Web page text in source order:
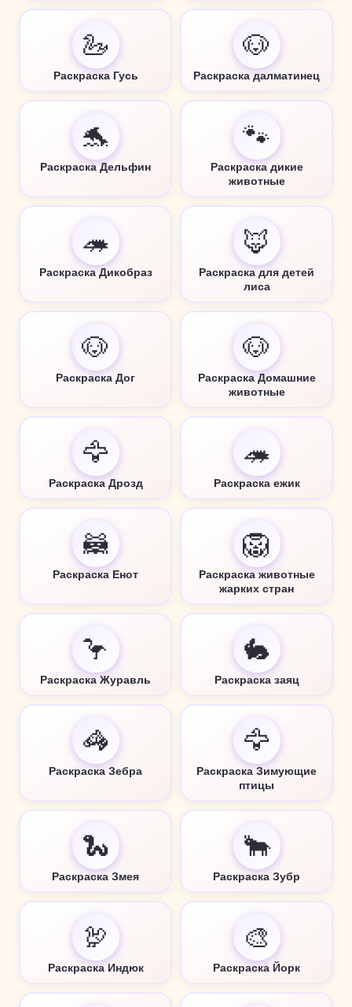
🦢
Раскраска Гусь
🐶
Раскраска далматинец
🐬
Раскраска Дельфин
🐾
Раскраска дикие
животные
🦔
Раскраска Дикобраз
🦊
Раскраска для детей
лиса
🐶
Раскраска Дог
🐶
Раскраска Домашние
животные
🦅
Раскраска Дрозд
🦔
Раскраска ежик
🦝
Раскраска Енот
🦁
Раскраска животные
жарких стран
🦩
Раскраска Журавль
🐇
Раскраска заяц
🦓
Раскраска Зебра
🦅
Раскраска Зимующие
птицы
🐍
Раскраска Змея
🐂
Раскраска Зубр
🦃
Раскраска Индюк
🎨
Раскраска Йорк